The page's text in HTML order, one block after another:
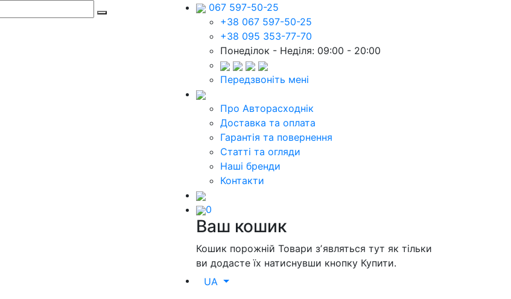
067 597-50-25
+38 067 597-50-25
+38 095 353-77-70
Понеділок - Неділя: 09:00 - 20:00
Передзвоніть мені
Про Авторасходнік
Доставка та оплата
Гарантія та повернення
Статті та огляди
Наші бренди
Контакти
0
Ваш кошик
Кошик порожній Товари зʼявляться тут як тільки
ви додасте їх натиснувши кнопку Купити.
UA